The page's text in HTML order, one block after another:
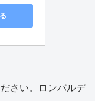
さい。ロンバルデ